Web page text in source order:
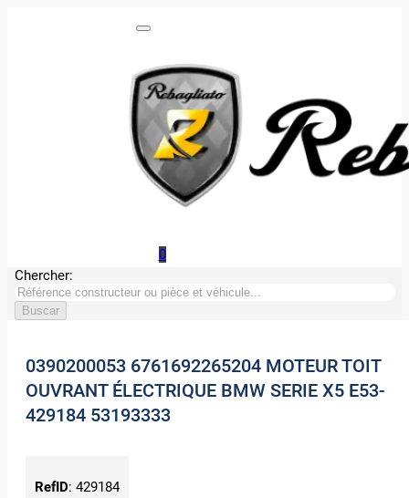
0
Chercher:
0390200053 6761692265204 MOTEUR TOIT
OUVRANT ÉLECTRIQUE BMW SERIE X5 E53-
429184 53193333
RefID: 429184